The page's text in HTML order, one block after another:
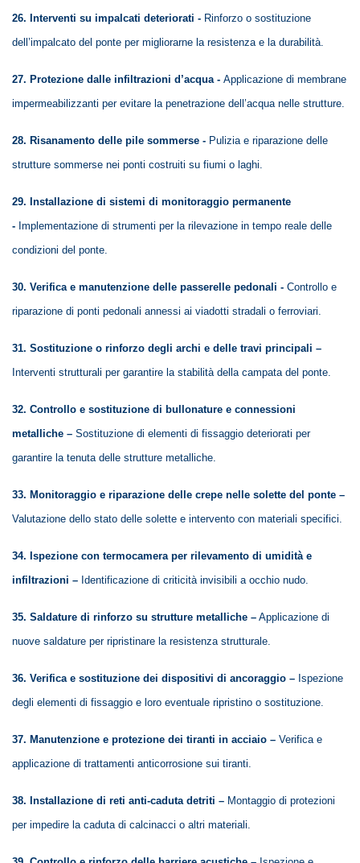
26. Interventi su impalcati deteriorati - Rinforzo o sostituzione
dell’impalcato del ponte per migliorarne la resistenza e la durabilità.
27. Protezione dalle infiltrazioni d’acqua - Applicazione di membrane
impermeabilizzanti per evitare la penetrazione dell’acqua nelle strutture.
28. Risanamento delle pile sommerse - Pulizia e riparazione delle
strutture sommerse nei ponti costruiti su fiumi o laghi.
29. Installazione di sistemi di monitoraggio permanente
- Implementazione di strumenti per la rilevazione in tempo reale delle
condizioni del ponte.
30. Verifica e manutenzione delle passerelle pedonali - Controllo e
riparazione di ponti pedonali annessi ai viadotti stradali o ferroviari.
31. Sostituzione o rinforzo degli archi e delle travi principali –
Interventi strutturali per garantire la stabilità della campata del ponte.
32. Controllo e sostituzione di bullonature e connessioni
metalliche – Sostituzione di elementi di fissaggio deteriorati per
garantire la tenuta delle strutture metalliche.
33. Monitoraggio e riparazione delle crepe nelle solette del ponte –
Valutazione dello stato delle solette e intervento con materiali specifici.
34. Ispezione con termocamera per rilevamento di umidità e
infiltrazioni – Identificazione di criticità invisibili a occhio nudo.
35. Saldature di rinforzo su strutture metalliche – Applicazione di
nuove saldature per ripristinare la resistenza strutturale.
36. Verifica e sostituzione dei dispositivi di ancoraggio – Ispezione
degli elementi di fissaggio e loro eventuale ripristino o sostituzione.
37. Manutenzione e protezione dei tiranti in acciaio – Verifica e
applicazione di trattamenti anticorrosione sui tiranti.
38. Installazione di reti anti-caduta detriti – Montaggio di protezioni
per impedire la caduta di calcinacci o altri materiali.